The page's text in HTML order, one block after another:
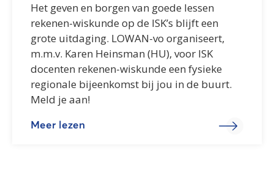
Het geven en borgen van goede lessen
rekenen-wiskunde op de ISK’s blijft een
grote uitdaging. LOWAN-vo organiseert,
m.m.v. Karen Heinsman (HU), voor ISK
docenten rekenen-wiskunde een fysieke
regionale bijeenkomst bij jou in de buurt.
Meld je aan!
Meer lezen